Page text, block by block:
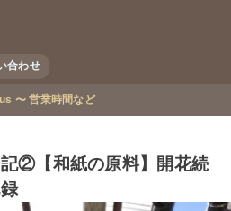
合わせ
〜 営業時間など
②【和紙の原料】開花続